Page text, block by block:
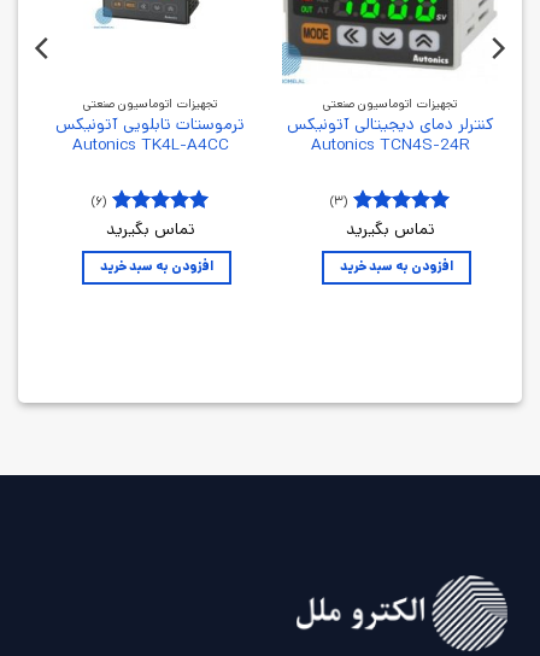
تجهیزات اتوماسیون صنعتی
کنترلر دمای دیجیتالی آتونیکس
Autonics TCN4S-24R
نمره۵ از
۵
(۳)
تماس بگیرید
افزودن به سبد خرید
تجهیزات اتوماسیون صنعتی
ترموستات تابلویی آتونیکس
Autonics TK4L-A4CC
نمره۵از
۵
(۶)
تماس بگیرید
افزودن به سبد خرید